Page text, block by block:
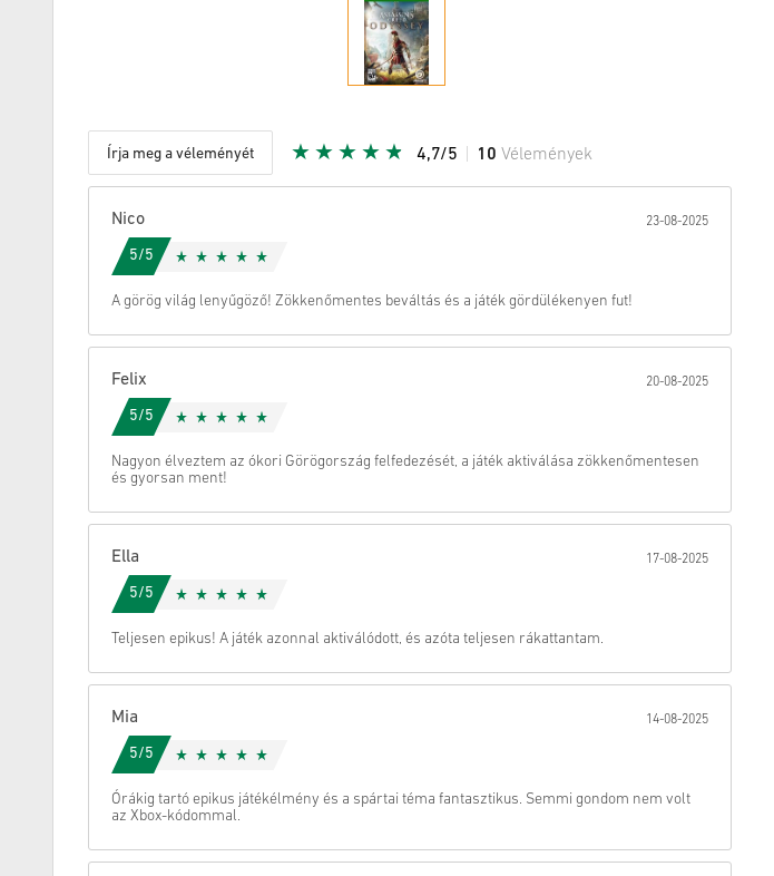
Írja meg a véleményét 4,7/5 10 Vélemények
Megszünteti
Nico 23-08-2025
5/5
A görög világ lenyűgöző! Zökkenőmentes beváltás és a játék gördülékenyen fut!
Felix 20-08-2025
5/5
Nagyon élveztem az ókori Görögország felfedezését, a játék aktiválása zökkenőmentesen
és gyorsan ment!
Ella 17-08-2025
5/5
Teljesen epikus! A játék azonnal aktiválódott, és azóta teljesen rákattantam.
Mia 14-08-2025
5/5
Órákig tartó epikus játékélmény és a spártai téma fantasztikus. Semmi gondom nem volt
az Xbox-kódommal.